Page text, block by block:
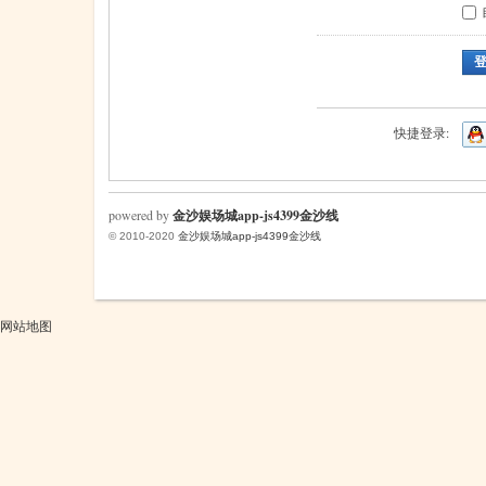
快捷登录:
powered by金沙娱场城app-js4399金沙线
© 2010-2020 金沙娱场城app-js4399金沙线
网站地图